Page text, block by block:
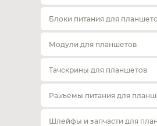
Блоки питания для
Модули для планшетов
Тачскрины для планшетов
Разъемы питания для
Шлейфы и запчасти для